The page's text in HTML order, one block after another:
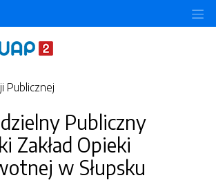
Publicznej
Publiczny
Zakład Opieki
w Słupsku